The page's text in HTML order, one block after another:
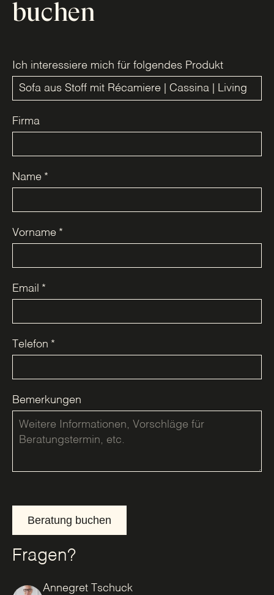
buchen
Ich interessiere mich für folgendes Produkt
Firma
Name *
Vorname *
Email *
Telefon *
Bemerkungen
Beratung buchen
Fragen?
Annegret Tschuck